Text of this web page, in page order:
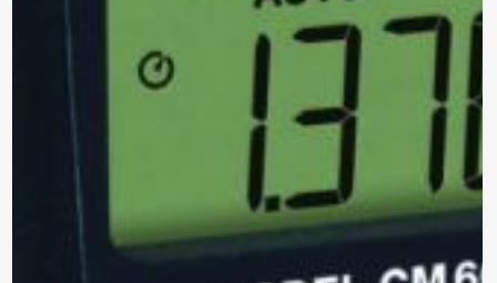
*Al enviar tus datos, aceptas nuestra política de privacidad